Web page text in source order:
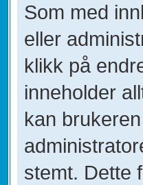
Som med
eller
klikk på
inneholder
kan
stemt. Dette